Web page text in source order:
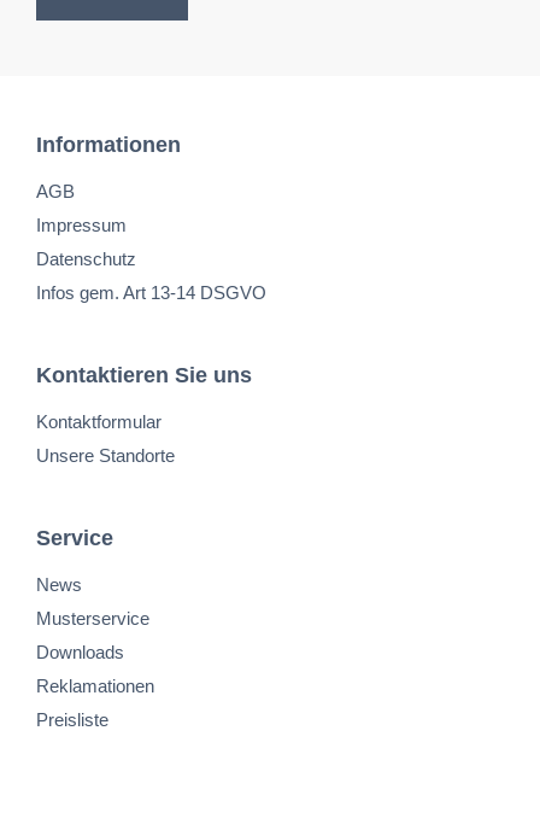
Informationen
AGB
Impressum
Datenschutz
Infos gem. Art 13-14 DSGVO
Kontaktieren Sie uns
Kontaktformular
Unsere Standorte
Service
News
Musterservice
Downloads
Reklamationen
Preisliste